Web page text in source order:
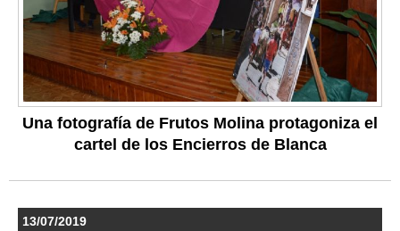
Una fotografía de Frutos Molina protagoniza el
cartel de los Encierros de Blanca
13/07/2019